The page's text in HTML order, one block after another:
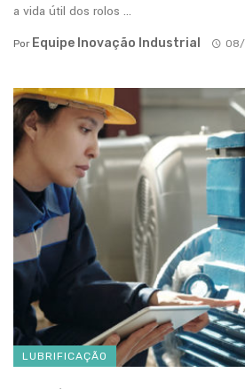
a vida útil dos rolos ...
Por Equipe Inovação Industrial
LUBRIFICAÇÃO